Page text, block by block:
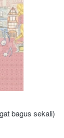
bagus sekali)